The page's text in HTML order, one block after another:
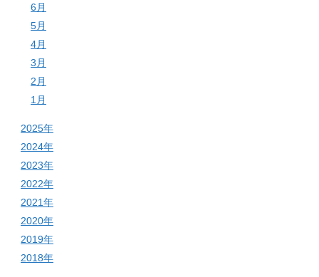
6月
5月
4月
3月
2月
1月
2025年
2024年
2023年
2022年
2021年
2020年
2019年
2018年